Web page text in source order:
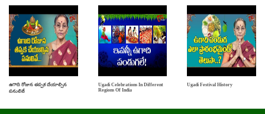
ఉగాది రోజున తప్పక చేయాల్సిన
పనులివే
Ugadi Celebrations In Different
Regions Of India
Ugadi Festival History